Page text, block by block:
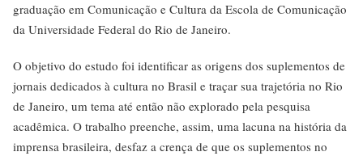
graduação em Comunicação e Cultura da Escola de Comunicação
da Universidade Federal do Rio de Janeiro.
O objetivo do estudo foi identificar as origens dos suplementos de
jornais dedicados à cultura no Brasil e traçar sua trajetória no Rio
de Janeiro, um tema até então não explorado pela pesquisa
acadêmica. O trabalho preenche, assim, uma lacuna na história da
imprensa brasileira, desfaz a crença de que os suplementos no